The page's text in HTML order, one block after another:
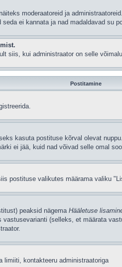
moderaatoreid ja
ei kannata ja nad madaldavad su
siis, kui administraator on selle
Postitamine
kasuta postituse kõrval olevat
ei jää, kuid nad võivad selle omal
postituse valikutes määrama valiku
peaksid nägema Hääletuse
(selleks, et määrata
limiiti, kontakteeru administraatoriga